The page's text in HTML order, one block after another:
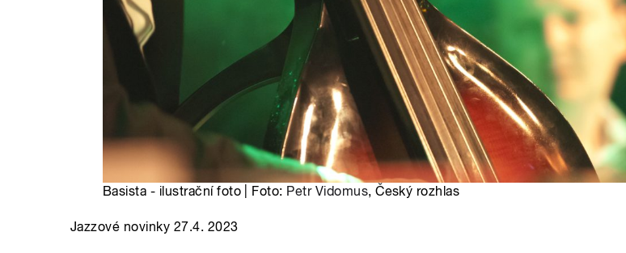
Basista - ilustrační foto | Foto: Petr Vidomus, Český rozhlas
Jazzové novinky 27.4. 2023